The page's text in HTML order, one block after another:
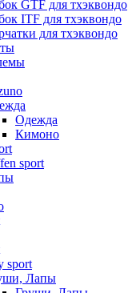
GTF для тхэквондо
ITF для тхэквондо
для тхэквондо
Одежда
Кимоно
sport
sport
Лапы